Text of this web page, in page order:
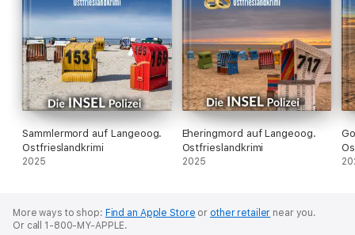
Sammlermord auf Langeoog.
Ostfrieslandkrimi
2025
Eheringmord auf Langeoog.
Ostfrieslandkrimi
2025
More ways to shop: Find an Apple Store or other retailer near you.
Or call 1-800-MY-APPLE.